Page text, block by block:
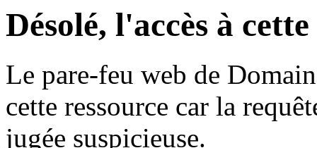
Désolé, l'accès à
Le pare-feu web de
cette ressource car la
jugée suspicieuse.